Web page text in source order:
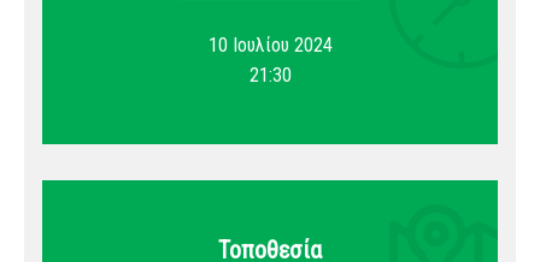
10 Ιουλίου 2024
21:30
Τοποθεσία